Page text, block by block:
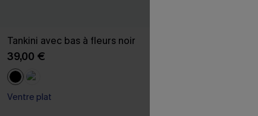
Tankini avec bas à fleurs noir
39,00 €
Ventre plat